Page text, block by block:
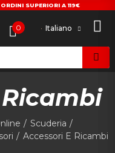
SUPERIORI A 119€
0 Italiano
Scuderia
Accessori E Ricambi